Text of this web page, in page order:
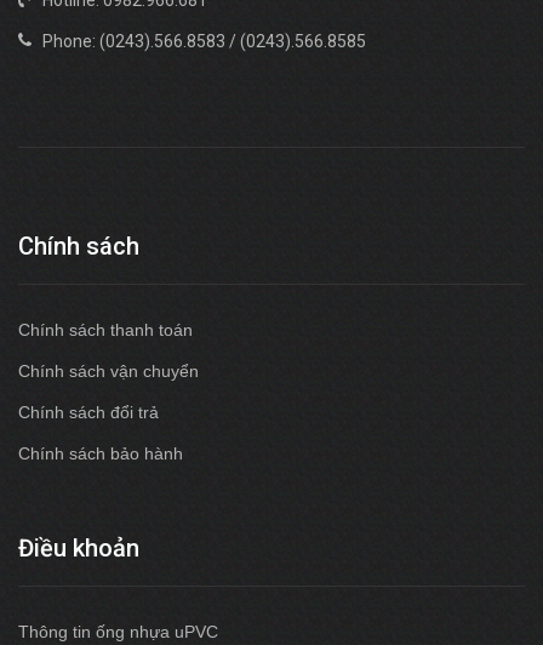
Phone: (0243).566.8583 / (0243).566.8585
Chính sách
Chính sách thanh toán
Chính sách vận chuyển
Chính sách đổi trả
Chính sách bảo hành
Điều khoản
Thông tin ống nhựa uPVC